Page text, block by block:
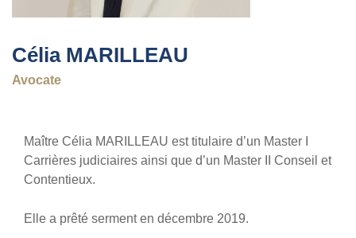
Célia MARILLEAU
Avocate
Maître Célia MARILLEAU est titulaire d’un Master I
Carrières judiciaires ainsi que d’un Master II Conseil et
Contentieux.
Elle a prêté serment en décembre 2019.